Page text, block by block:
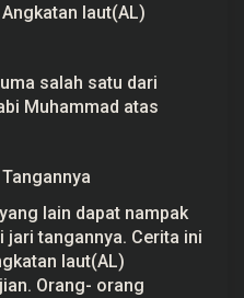
laut(AL)
salah satu dari
Muhammad atas
lain dapat nampak
jari tangannya. Cerita ini
laut(AL)
Orang- orang